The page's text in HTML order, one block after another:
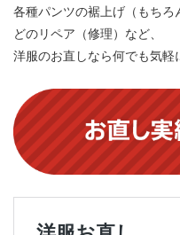
各種パンツの裾上げ（もち
どのリペア（修理）など、
洋服のお直しなら何でも気軽